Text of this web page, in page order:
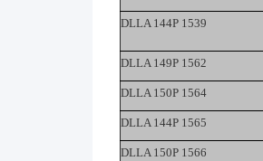
DLLA 144P 1539
DLLA 149P 1562
DLLA 150P 1564
DLLA 144P 1565
DLLA 150P 1566